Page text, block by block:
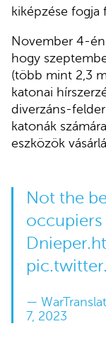
kiképzése fogja
November 4-
hogy
(több mint 2,3
katonai
diverzáns-
katonák
eszközök
Not the
occupiers
Dnieper.
—
7, 2023